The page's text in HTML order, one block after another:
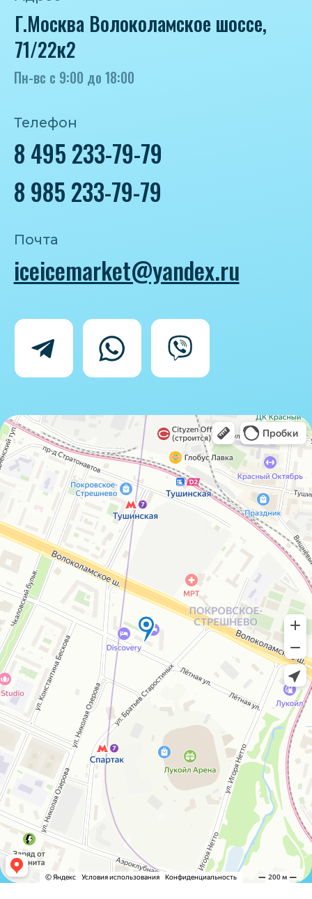
данных
IceIceMarket © 2025